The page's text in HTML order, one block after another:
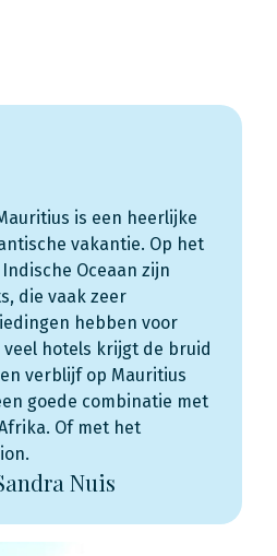
is een heerlijke
vakantie. Op het
Oceaan zijn
die vaak zeer
hebben voor
hotels krijgt de bruid
verblijf op Mauritius
goede combinatie met
Of met het
Nuis